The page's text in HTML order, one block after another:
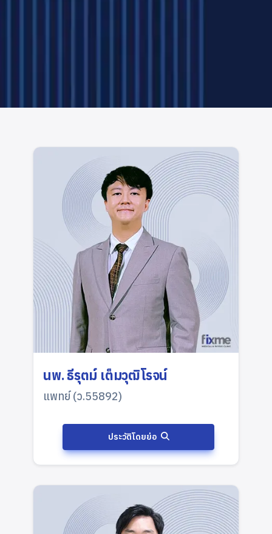
นพ. ธีรุตม์ เต็มวุฒิโรจน์
แพทย์ (ว.55892)
ประวัติโดยย่อ